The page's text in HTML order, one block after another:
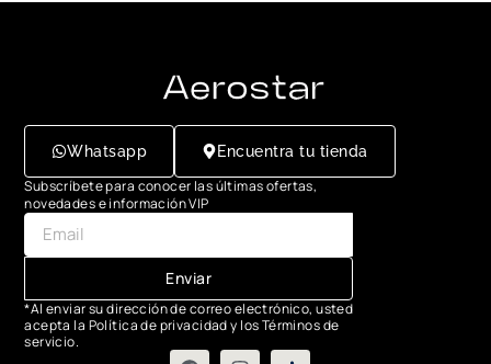
Whatsapp Encuentra tu tienda
Subscríbete para conocer las últimas ofertas,
novedades e información VIP
Enviar
*Al enviar su dirección de correo electrónico, usted
acepta la Política de privacidad y los Términos de
servicio.